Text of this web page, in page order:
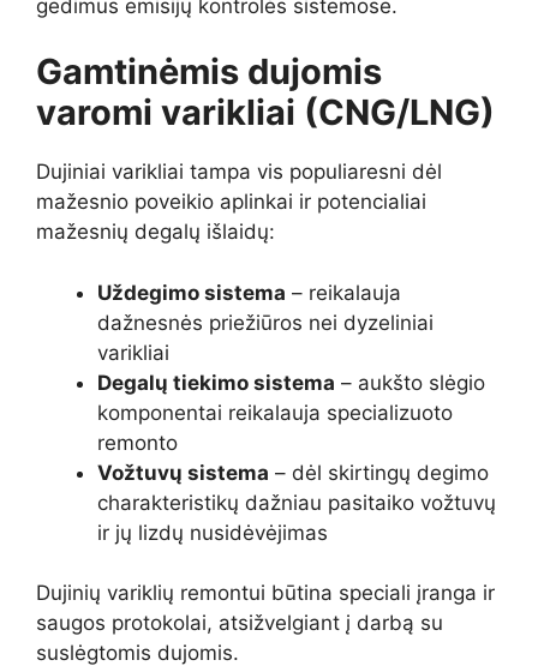
gedimus emisijų kontrolės sistemose.
Gamtinėmis dujomis
varomi varikliai (CNG/LNG)
Dujiniai varikliai tampa vis populiaresni dėl
mažesnio poveikio aplinkai ir potencialiai
mažesnių degalų išlaidų:
Uždegimo sistema – reikalauja
dažnesnės priežiūros nei dyzeliniai
varikliai
Degalų tiekimo sistema – aukšto slėgio
komponentai reikalauja specializuoto
remonto
Vožtuvų sistema – dėl skirtingų degimo
charakteristikų dažniau pasitaiko vožtuvų
ir jų lizdų nusidėvėjimas
Dujinių variklių remontui būtina speciali įranga ir
saugos protokolai, atsižvelgiant į darbą su
suslėgtomis dujomis.